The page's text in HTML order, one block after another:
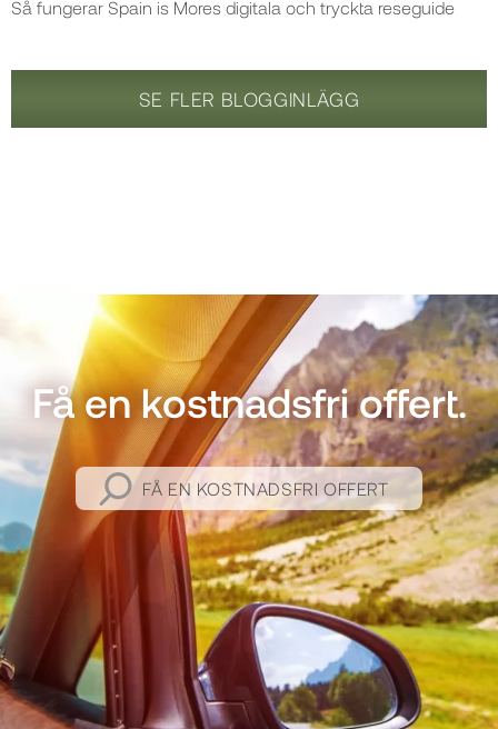
Så fungerar Spain is Mores digitala och tryckta reseguide
SE FLER BLOGGINLÄGG
Få en kostnadsfri offert.
FÅ EN KOSTNADSFRI OFFERT